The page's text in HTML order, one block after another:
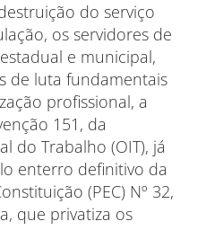
do serviço
os servidores de
e municipal,
de luta fundamentais
profissional, a
151, da
do Trabalho (OIT), já
enterro definitivo da
(PEC) Nº 32,
que privatiza os